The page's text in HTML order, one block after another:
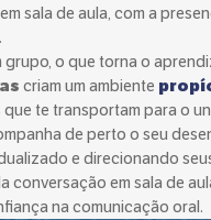
sala de aula, com a
.
o que torna o
criam um ambiente
te transportam para o
de perto o seu
e direcionando
conversação em sala de
na comunicação oral.